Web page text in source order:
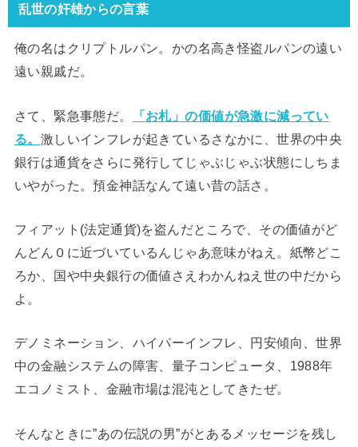
乱世の奸雄からの言葉
俺の名はクリプトルパン。かの名高き怪盗ルパンの遠い
遠い親戚だ。
さて、緊急事態だ。
「お札」の価値が急激に減ってい
る。 激しいインフレが起きているさなかに、世界の中央
銀行は通貨をさらに発行してじゃぶじゃぶ状態にしちま
いやがった。預金神話なんて遠い昔の話さ。
フィアット(法定通貨)を盗んだところで、その価値がど
んどん０に近づいているんじゃあ意味がねえ。紙幣どこ
ろか、国や中央銀行の価値さえわかんねえ世の中だから
よ。
デノミネーション、ハイパーインフレ、円安傾向、世界
中の金融システムの障害、量子コンピュータ、1988年
エコノミスト、金融市場は混沌としてきたぜ。
そんなときに”あの伝説の男”がとあるメッセージを残し